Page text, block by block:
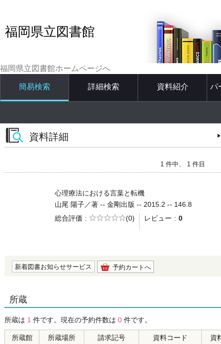
福岡県立図書館
福岡県立図書館ホームページへ
簡易検索 詳細検索 資料紹介 パ
資料詳細
1 件中、 1 件目
心理療法における言葉と転機
山尾 陽子／著 -- 金剛出版 -- 2015.2 -- 146.8
総合評価
5段階評価
(0) レビュー 0
新着図書お知らせサービス 予約カートへ
所蔵
所蔵は 1 件です。現在の予約件数は 0 件です。
所蔵館 所蔵場所 請求記号 資料コード 資